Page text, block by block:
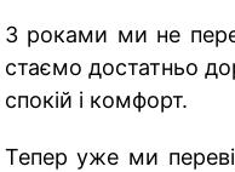
З роками ми не
стаємо достатньо
спокій і комфорт.
Тепер уже ми